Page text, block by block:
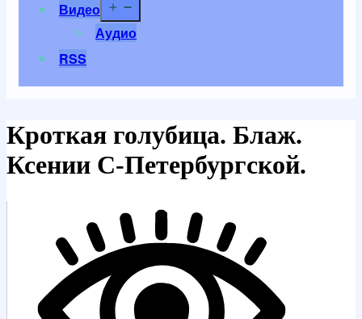
Видео
Аудио
RSS
Кроткая голубица. Блаж.
Ксении С-Петербургской.